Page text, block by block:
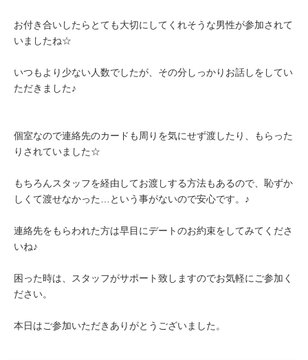
お付き合いしたらとても大切にしてくれそうな男性が参加されて
いましたね☆
いつもより少ない人数でしたが、その分しっかりお話しをしてい
ただきました♪
個室なので連絡先のカードも周りを気にせず渡したり、もらった
りされていました☆
もちろんスタッフを経由してお渡しする方法もあるので、恥ずか
しくて渡せなかった…という事がないので安心です。♪
連絡先をもらわれた方は早目にデートのお約束をしてみてくださ
いね♪
困った時は、スタッフがサポート致しますのでお気軽にご参加く
ださい。
本日はご参加いただきありがとうございました。